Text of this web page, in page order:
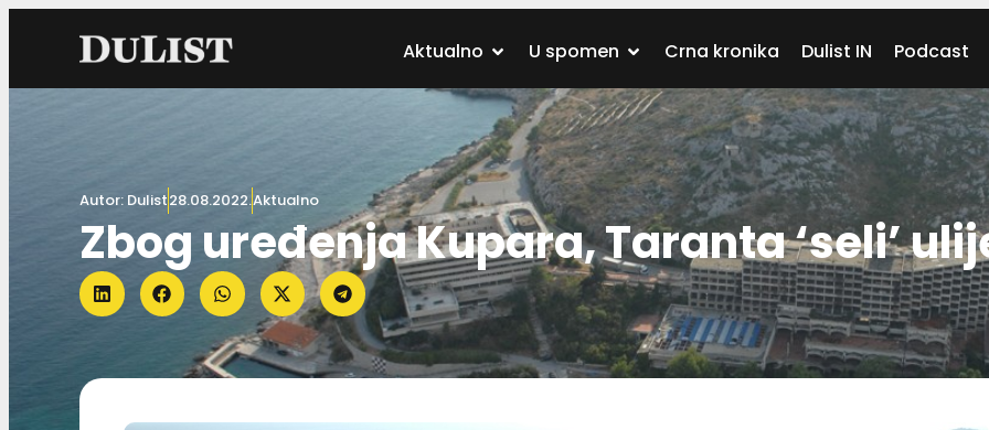
Aktualno U spomen Crna kronika Dulist IN Podcast
Autor: Dulist28.08.2022.Aktualno
Zbog uređenja Kupara, Taranta ‘seli’